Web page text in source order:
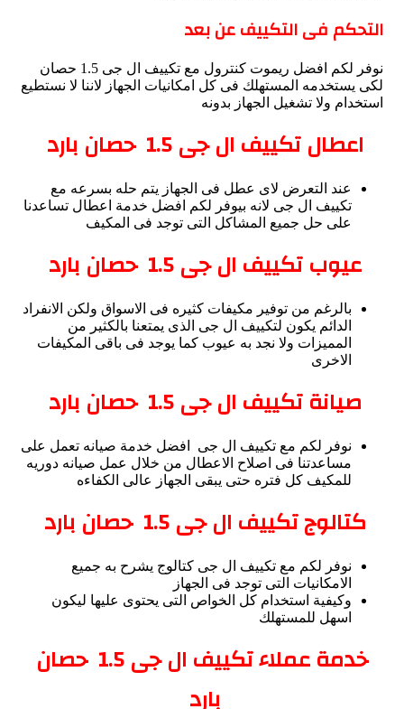
التحكم فى التكييف عن بعد
نوفر لكم افضل ريموت كنترول مع تكييف ال جى 1.5 حصان
لكى يستخدمه المستهلك فى كل امكانيات الجهاز لاننا لا نستطيع
استخدام ولا تشغيل الجهاز بدونه
اعطال تكييف ال جى1.5 حصان بارد
عند التعرض لاى عطل فى الجهاز يتم حله بسرعه مع
تكييف ال جى لانه بيوفر لكم افضل خدمة اعطال تساعدنا
على حل جميع المشاكل التى توجد فى المكيف
عيوب تكييف ال جى1.5 حصان بارد
بالرغم من توفير مكيفات كثيره فى الاسواق ولكن الانفراد
الدائم يكون لتكييف ال جى الذى يمتعنا بالكثير من
المميزات ولا نجد به عيوب كما يوجد فى باقى المكيفات
الاخرى
صيانة تكييف ال جى1.5 حصان بارد
نوفر لكم مع تكييف ال جى افضل خدمة صيانه تعمل على
مساعدتنا فى اصلاح الاعطال من خلال عمل صيانه دوريه
للمكيف كل فتره حتى يبقى الجهاز عالى الكفاءه
كتالوج تكييف ال جى1.5 حصان بارد
نوفر لكم مع تكييف ال جى كتالوج يشرح به جميع
الامكانيات التى توجد فى الجهاز
وكيفية استخدام كل الخواص التى يحتوى عليها ليكون
اسهل للمستهلك
خدمة عملاء تكييف ال جى1.5 حصان
بارد